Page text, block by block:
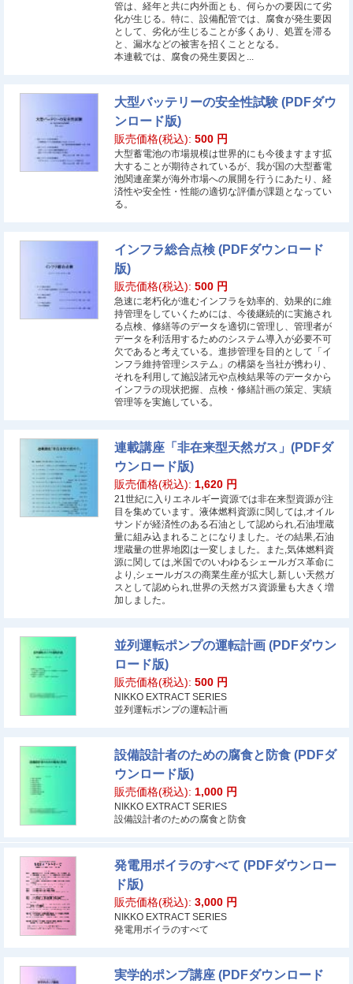
管は、経年と共に内外面とも、何らかの要因にて劣
化が生じる。特に、設備配管では、腐食が発生要因
として、劣化が生じることが多くあり、処置を滞る
と、漏水などの被害を招くこととなる。
本連載では、腐食の発生要因と...
大型バッテリーの安全性試験 (PDFダウ
ンロード版)
販売価格(税込): 500 円
大型蓄電池の市場規模は世界的にも今後ますます拡
大することが期待されているが、我が国の大型蓄電
池関連産業が海外市場への展開を行うにあたり、経
済性や安全性・性能の適切な評価が課題となってい
る。
インフラ総合点検 (PDFダウンロード
版)
販売価格(税込): 500 円
急速に老朽化が進むインフラを効率的、効果的に維
持管理をしていくためには、今後継続的に実施され
る点検、修繕等のデータを適切に管理し、管理者が
データを利活用するためのシステム導入が必要不可
欠であると考えている。進捗管理を目的として「イ
ンフラ維持管理システム」の構築を当社が携わり、
それを利用して施設諸元や点検結果等のデータから
インフラの現状把握、点検・修繕計画の策定、実績
管理等を実施している。
連載講座「非在来型天然ガス」(PDFダ
ウンロード版)
販売価格(税込): 1,620 円
21世紀に入りエネルギー資源では非在来型資源が注
目を集めています。液体燃料資源に関しては,オイル
サンドが経済性のある石油として認められ,石油埋蔵
量に組み込まれることになりました。その結果,石油
埋蔵量の世界地図は一変しました。また,気体燃料資
源に関しては,米国でのいわゆるシェールガス革命に
より,シェールガスの商業生産が拡大し新しい天然ガ
スとして認められ,世界の天然ガス資源量も大きく増
加しました。
並列運転ポンプの運転計画 (PDFダウン
ロード版)
販売価格(税込): 500 円
NIKKO EXTRACT SERIES
並列運転ポンプの運転計画
設備設計者のための腐食と防食 (PDFダ
ウンロード版)
販売価格(税込): 1,000 円
NIKKO EXTRACT SERIES
設備設計者のための腐食と防食
発電用ボイラのすべて (PDFダウンロー
ド版)
販売価格(税込): 3,000 円
NIKKO EXTRACT SERIES
発電用ボイラのすべて
実学的ポンプ講座 (PDFダウンロード